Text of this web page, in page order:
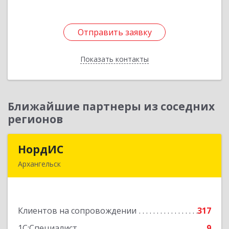
Отправить заявку
Показать контакты
Отправить заявку
Назад
Ближайшие партнеры из соседних
регионов
НордИС
Архангельск
Клиентов на сопровождении
317
Подробнее